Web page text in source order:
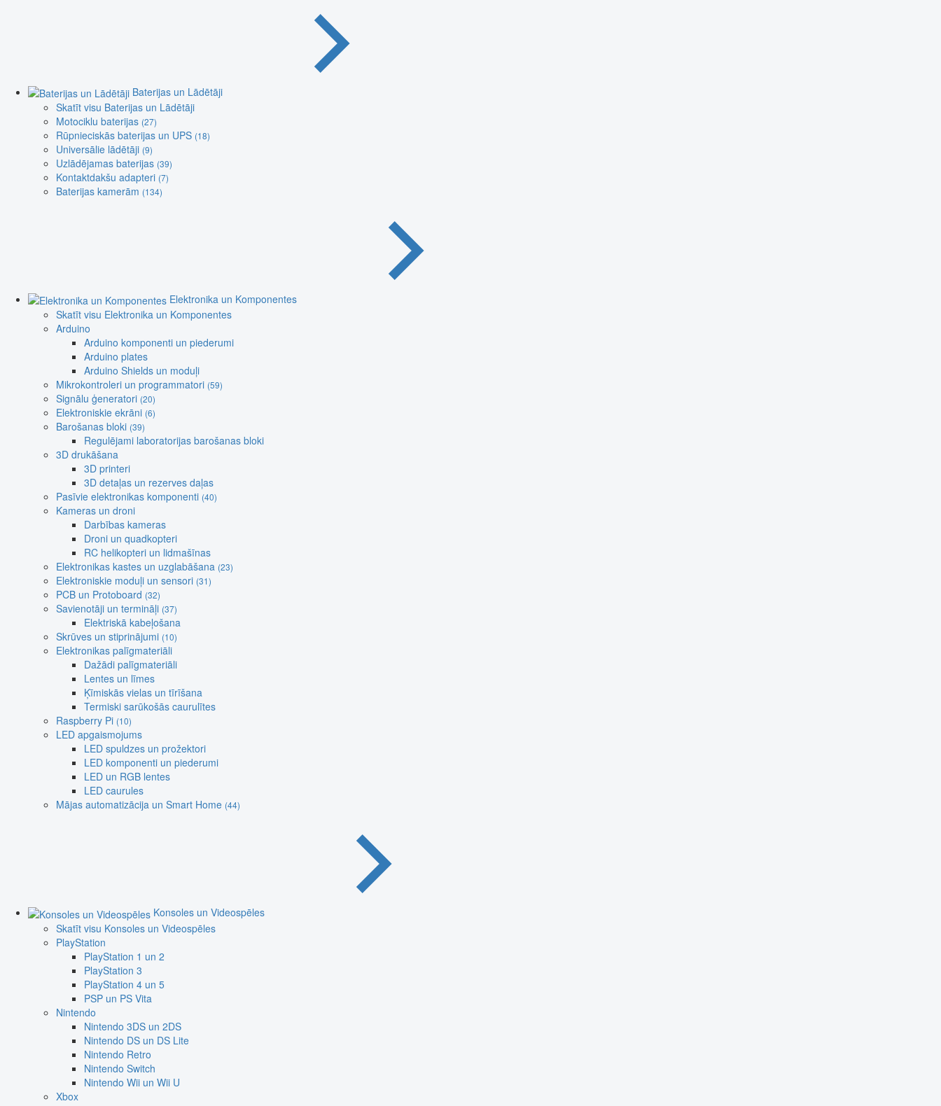
Baterijas un Lādētāji
Skatīt visu Baterijas un Lādētāji
Motociklu baterijas (27)
Rūpnieciskās baterijas un UPS (18)
Universālie lādētāji (9)
Uzlādējamas baterijas (39)
Kontaktdakšu adapteri (7)
Baterijas kamerām (134)
Elektronika un Komponentes
Skatīt visu Elektronika un Komponentes
Arduino
Arduino komponenti un piederumi
Arduino plates
Arduino Shields un moduļi
Mikrokontroleri un programmatori (59)
Signālu ģeneratori (20)
Elektroniskie ekrāni (6)
Barošanas bloki (39)
Regulējami laboratorijas barošanas bloki
3D drukāšana
3D printeri
3D detaļas un rezerves daļas
Pasīvie elektronikas komponenti (40)
Kameras un droni
Darbības kameras
Droni un quadkopteri
RC helikopteri un lidmašīnas
Elektronikas kastes un uzglabāšana (23)
Elektroniskie moduļi un sensori (31)
PCB un Protoboard (32)
Savienotāji un termināļi (37)
Elektriskā kabeļošana
Skrūves un stiprinājumi (10)
Elektronikas palīgmateriāli
Dažādi palīgmateriāli
Lentes un līmes
Ķīmiskās vielas un tīrīšana
Termiski sarūkošās caurulītes
Raspberry Pi (10)
LED apgaismojums
LED spuldzes un prožektori
LED komponenti un piederumi
LED un RGB lentes
LED caurules
Mājas automatizācija un Smart Home (44)
Konsoles un Videospēles
Skatīt visu Konsoles un Videospēles
PlayStation
PlayStation 1 un 2
PlayStation 3
PlayStation 4 un 5
PSP un PS Vita
Nintendo
Nintendo 3DS un 2DS
Nintendo DS un DS Lite
Nintendo Retro
Nintendo Switch
Nintendo Wii un Wii U
Xbox